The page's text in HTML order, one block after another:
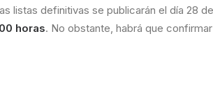
listas definitivas se publicarán el día 28
horas. No obstante, habrá que